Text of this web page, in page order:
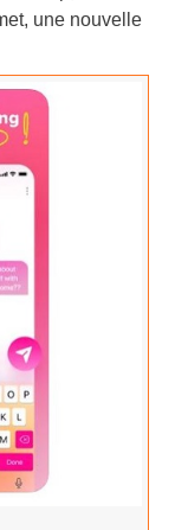
une nouvelle